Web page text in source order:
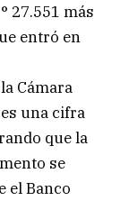
27.551 más
entró en
Cámara
una cifra
que la
se
el Banco